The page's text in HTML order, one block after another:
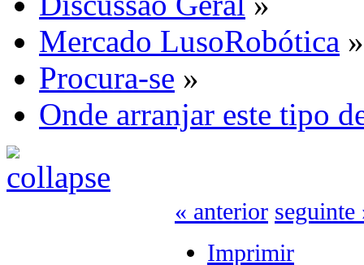
Mercado LusoRobótica »
Procura-se »
Onde arranjar este tipo
« anterior seguinte
Imprimir